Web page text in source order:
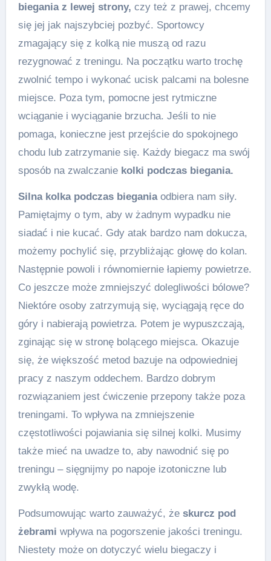
biegania z lewej strony, czy też z prawej, chcemy
się jej jak najszybciej pozbyć. Sportowcy
zmagający się z kolką nie muszą od razu
rezygnować z treningu. Na początku warto trochę
zwolnić tempo i wykonać ucisk palcami na bolesne
miejsce. Poza tym, pomocne jest rytmiczne
wciąganie i wyciąganie brzucha. Jeśli to nie
pomaga, konieczne jest przejście do spokojnego
chodu lub zatrzymanie się. Każdy biegacz ma swój
sposób na zwalczanie kolki podczas biegania.
Silna kolka podczas biegania odbiera nam siły.
Pamiętajmy o tym, aby w żadnym wypadku nie
siadać i nie kucać. Gdy atak bardzo nam dokucza,
możemy pochylić się, przybliżając głowę do kolan.
Następnie powoli i równomiernie łapiemy powietrze.
Co jeszcze może zmniejszyć dolegliwości bólowe?
Niektóre osoby zatrzymują się, wyciągają ręce do
góry i nabierają powietrza. Potem je wypuszczają,
zginając się w stronę bolącego miejsca. Okazuje
się, że większość metod bazuje na odpowiedniej
pracy z naszym oddechem. Bardzo dobrym
rozwiązaniem jest ćwiczenie przepony także poza
treningami. To wpływa na zmniejszenie
częstotliwości pojawiania się silnej kolki. Musimy
także mieć na uwadze to, aby nawodnić się po
treningu – sięgnijmy po napoje izotoniczne lub
zwykłą wodę.
Podsumowując warto zauważyć, że skurcz pod
żebrami wpływa na pogorszenie jakości treningu.
Niestety może on dotyczyć wielu biegaczy i